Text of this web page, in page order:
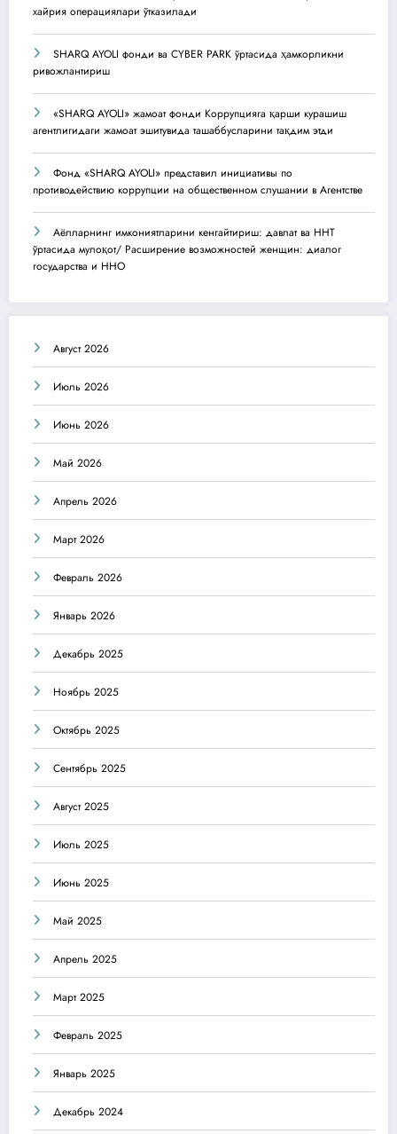
хайрия операциялари ўтказилади
SHARQ AYOLI фонди ва CYBER PARK ўртасида ҳамкорликни
ривожлантириш
«SHARQ AYOLI» жамоат фонди Коррупцияга қарши курашиш
агентлигидаги жамоат эшитувида ташаббусларини тақдим этди
Фонд «SHARQ AYOLI» представил инициативы по
противодействию коррупции на общественном слушании в Агентстве
Аёлларнинг имкониятларини кенгайтириш: давлат ва ННТ
ўртасида мулоқот/ Расширение возможностей женщин: диалог
государства и ННО
Август 2026
Июль 2026
Июнь 2026
Май 2026
Апрель 2026
Март 2026
Февраль 2026
Январь 2026
Декабрь 2025
Ноябрь 2025
Октябрь 2025
Сентябрь 2025
Август 2025
Июль 2025
Июнь 2025
Май 2025
Апрель 2025
Март 2025
Февраль 2025
Январь 2025
Декабрь 2024